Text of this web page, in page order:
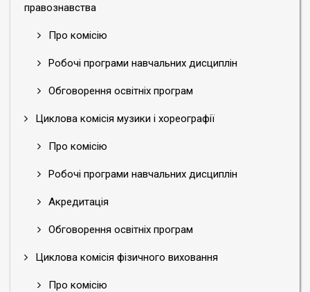
правознавства
Про комісію
Робочі програми навчальних дисциплін
Обговорення освітніх програм
Циклова комісія музики і хореографії
Про комісію
Робочі програми навчальних дисциплін
Акредитація
Обговорення освітніх програм
Циклова комісія фізичного виховання
Про комісію